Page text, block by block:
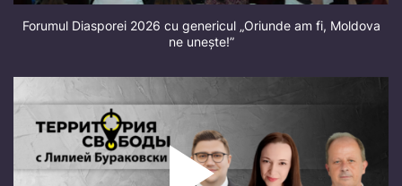
Forumul Diasporei 2026 cu genericul „Oriunde am fi, Moldova
ne unește!”